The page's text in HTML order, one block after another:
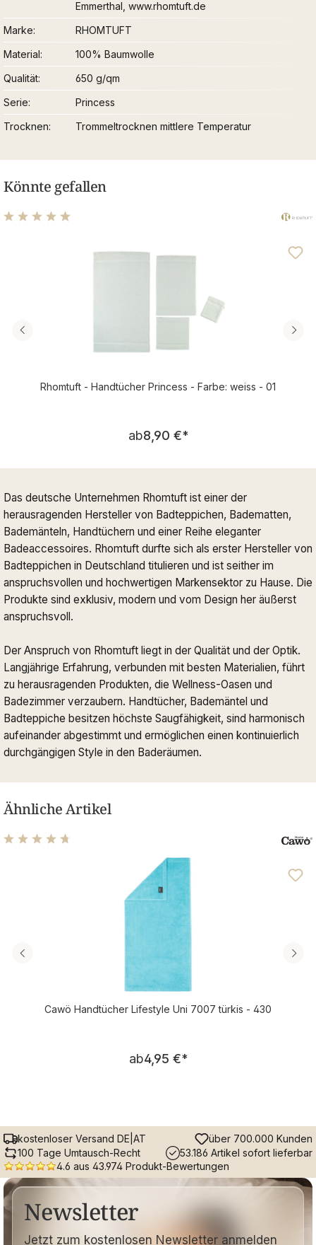
Emmerthal, www.rhomtuft.de
Marke
RHOMTUFT
Material
100% Baumwolle
Qualität
650 g/qm
Serie
Princess
Trocknen
Trommeltrocknen mittlere Temperatur
Könnte gefallen
Rhomtuft - Handtücher Princess - Farbe: weiss - 01
Regulärer Preis:
ab8,90 €*
Das deutsche Unternehmen Rhomtuft ist einer der
herausragenden Hersteller von Badteppichen, Badematten,
Bademänteln, Handtüchern und einer Reihe eleganter
Badeaccessoires. Rhomtuft durfte sich als erster Hersteller von
Badteppichen in Deutschland titulieren und ist seither im
anspruchsvollen und hochwertigen Markensektor zu Hause. Die
Produkte sind exklusiv, modern und vom Design her äußerst
anspruchsvoll.
Der Anspruch von Rhomtuft liegt in der Qualität und der Optik.
Langjährige Erfahrung, verbunden mit besten Materialien, führt
zu herausragenden Produkten, die Wellness-Oasen und
Badezimmer verzaubern. Handtücher, Bademäntel und
Badteppiche besitzen höchste Saugfähigkeit, sind harmonisch
aufeinander abgestimmt und ermöglichen einen kontinuierlich
durchgängigen Style in den Baderäumen.
Ähnliche Artikel
Durchschnittliche Bewertung von 4.63 von 5 Sternen
Cawö Handtücher Lifestyle Uni 7007 türkis - 430
Regulärer Preis:
ab4,95 €*
kostenloser Versand DE|AT
über 700.000 Kunden
100 Tage Umtausch-Recht
53.186 Artikel sofort lieferbar
4.6 aus 43.974 Produkt-Bewertungen
Newsletter
Jetzt zum kostenlosen Newsletter anmelden